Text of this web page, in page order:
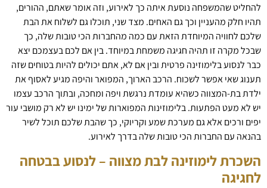
להחליט שהמשפחה נוסעת איתה כך לאירוע, וזה אומר שאתם, ההורים,
תהיו חלק מהעניין וכך גם האחים. מצד שני, תוכלו גם לשלוח את הבת
שלכם לחוויה המיוחדת הזאת עם כמה מהחברות הכי טובות שלה, כך
שבכל מקרה זו תהיה חגיגה משמחת במיוחד. בין אם לכם בעצמכם יצא
כבר לנסוע בלימוזינה פרטית ובין אם לא, אתם יכולים להיות בטוחים שזה
תענוג שאי אפשר לשכוח. הרכב הארוך, המפואר והיפה מגיע לאסוף את
ילדת בת-המצווה כשהיא עומדת נרגשת ויפה ומחכה, ובתוך הרכב עצמו
יש לא מעט הפתעות. בלימוזינות המפוארות של ימינו יש לא רק מושבי עור
יפים ורכים אלא גם מערכת שמע וקריוקי, כך שהבת שלכם תוכל לשיר
בהנאה עם החברות הכי טובות שלה בדרך לאירוע.
השכרת לימוזינה לבת מצווה – לנסוע בבטחה
לחגיגה